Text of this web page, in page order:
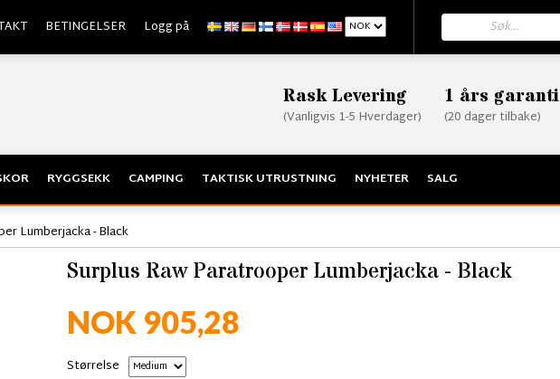
BETINGELSER Logg på
Rask Levering
(Vanligvis 1-5 Hverdager)
1 års garanti
(20 dager tilbake)
RYGGSEKK CAMPING TAKTISK UTRUSTNING NYHETER SALG
Lumberjacka - Black
Surplus Raw Paratrooper Lumberjacka - Black
NOK 905,28
Størrelse